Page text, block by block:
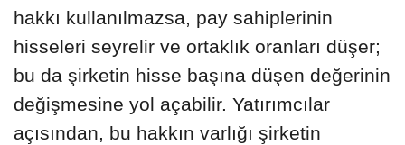
hakkı kullanılmazsa, pay sahiplerinin
hisseleri seyrelir ve ortaklık oranları düşer;
bu da şirketin hisse başına düşen değerinin
değişmesine yol açabilir. Yatırımcılar
açısından, bu hakkın varlığı şirketin